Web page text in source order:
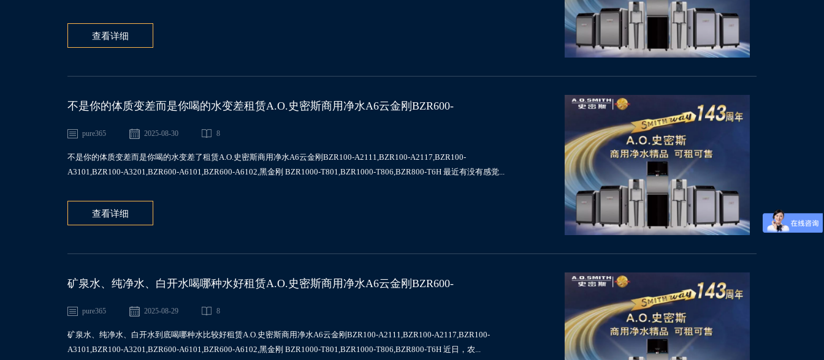
查看详细
不是你的体质变差而是你喝的水变差租赁A.O.史密斯商用净水A6云金刚BZR600-
A501,BZR600-A6101,BZR1000-T801
pure365 2025-08-30 8
不是你的体质变差而是你喝的水变差了租赁A.O.史密斯商用净水A6云金刚BZR100-A2111,BZR100-A2117,BZR100-
A3101,BZR100-A3201,BZR600-A6101,BZR600-A6102,黑金刚 BZR1000-T801,BZR1000-T806,BZR800-T6H 最近有没有感觉...
查看详细
矿泉水、纯净水、白开水喝哪种水好租赁A.O.史密斯商用净水A6云金刚BZR600-
A501,BZR600-A6101,BZR1000-T801
pure365 2025-08-29 8
矿泉水、纯净水、白开水到底喝哪种水比较好租赁A.O.史密斯商用净水A6云金刚BZR100-A2111,BZR100-A2117,BZR100-
A3101,BZR100-A3201,BZR600-A6101,BZR600-A6102,黑金刚 BZR1000-T801,BZR1000-T806,BZR800-T6H 近日，农...